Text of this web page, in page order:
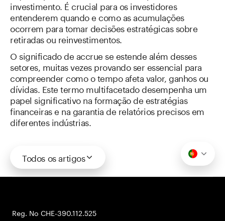
investimento. É crucial para os investidores
entenderem quando e como as acumulações
ocorrem para tomar decisões estratégicas sobre
retiradas ou reinvestimentos.
O significado de accrue se estende além desses
setores, muitas vezes provando ser essencial para
compreender como o tempo afeta valor, ganhos ou
dívidas. Este termo multifacetado desempenha um
papel significativo na formação de estratégias
financeiras e na garantia de relatórios precisos em
diferentes indústrias.
Todos os artigos
Reg. No CHE-390.112.525